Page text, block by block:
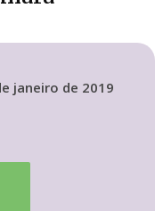
janeiro de 2019